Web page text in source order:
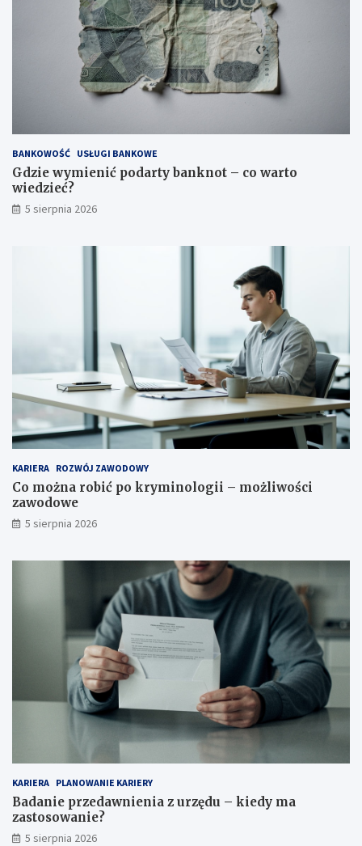
BANKOWOŚĆ USŁUGI BANKOWE
Gdzie wymienić podarty banknot – co warto
wiedzieć?
5 sierpnia 2026
KARIERA ROZWÓJ ZAWODOWY
Co można robić po kryminologii – możliwości
zawodowe
5 sierpnia 2026
KARIERA PLANOWANIE KARIERY
Badanie przedawnienia z urzędu – kiedy ma
zastosowanie?
5 sierpnia 2026